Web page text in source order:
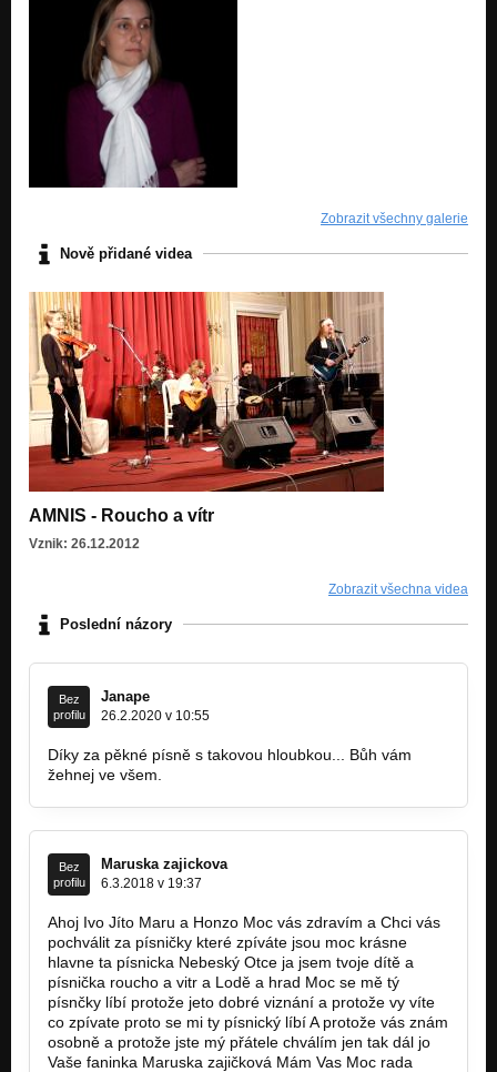
Zobrazit všechny galerie
Nově přidané videa
AMNIS - Roucho a vítr
Vznik: 26.12.2012
Zobrazit všechna videa
Poslední názory
Bez
profilu
Janape
26.2.2020 v 10:55
Díky za pěkné písně s takovou hloubkou... Bůh vám
žehnej ve všem.
Bez
profilu
Maruska zajickova
6.3.2018 v 19:37
Ahoj Ivo Jíto Maru a Honzo Moc vás zdravím a Chci vás
pochválit za písničky které zpíváte jsou moc krásne
hlavne ta písnicka Nebeský Otce ja jsem tvoje dítě a
písnička roucho a vitr a Lodě a hrad Moc se mě tý
písnčky líbí protože jeto dobré viznání a protože vy víte
co zpívate proto se mi ty písnický líbí A protože vás znám
osobně a protože jste mý přátele chválím jen tak dál jo
Vaše faninka Maruska zajičková Mám Vas Moc rada